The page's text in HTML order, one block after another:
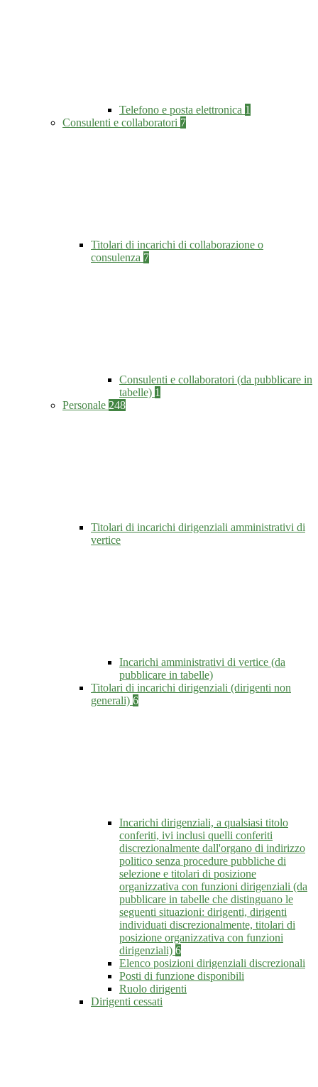
Telefono e posta elettronica 1
Consulenti e collaboratori 7
Titolari di incarichi di collaborazione o
consulenza 7
Consulenti e collaboratori (da pubblicare in
tabelle) 1
Personale 248
Titolari di incarichi dirigenziali amministrativi di
vertice
Incarichi amministrativi di vertice (da
pubblicare in tabelle)
Titolari di incarichi dirigenziali (dirigenti non
generali) 6
Incarichi dirigenziali, a qualsiasi titolo
conferiti, ivi inclusi quelli conferiti
discrezionalmente dall'organo di indirizzo
politico senza procedure pubbliche di
selezione e titolari di posizione
organizzativa con funzioni dirigenziali (da
pubblicare in tabelle che distinguano le
seguenti situazioni: dirigenti, dirigenti
individuati discrezionalmente, titolari di
posizione organizzativa con funzioni
dirigenziali) 6
Elenco posizioni dirigenziali discrezionali
Posti di funzione disponibili
Ruolo dirigenti
Dirigenti cessati